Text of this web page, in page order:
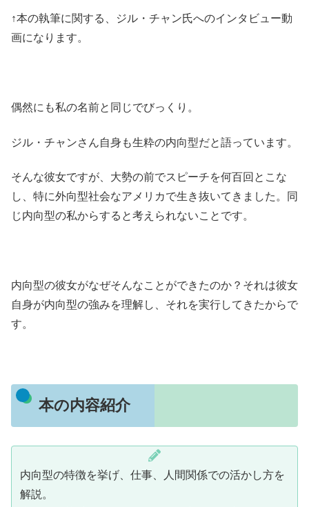
↑本の執筆に関する、ジル・チャン氏へのインタビュー動
画になります。
偶然にも私の名前と同じでびっくり。
ジル・チャンさん自身も生粋の内向型だと語っています。
そんな彼女ですが、大勢の前でスピーチを何百回とこな
し、特に外向型社会なアメリカで生き抜いてきました。同
じ内向型の私からすると考えられないことです。
内向型の彼女がなぜそんなことができたのか？それは彼女
自身が内向型の強みを理解し、それを実行してきたからで
す。
本の内容紹介
内向型の特徴を挙げ、仕事、人間関係での活かし方を
解説。